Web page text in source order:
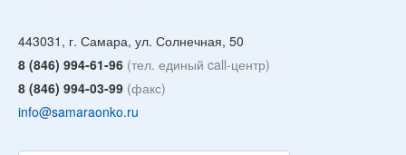
443031, г. Самара, ул. Солнечная, 50
8 (846) 994-61-96 (тел. единый call-центр)
8 (846) 994-03-99 (факс)
info@samaraonko.ru